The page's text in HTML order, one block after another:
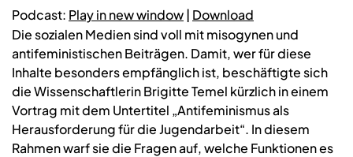
Podcast: Play in new window | Download
Die sozialen Medien sind voll mit misogynen und
antifeministischen Beiträgen. Damit, wer für diese
Inhalte besonders empfänglich ist, beschäftigte sich
die Wissenschaftlerin Brigitte Temel kürzlich in einem
Vortrag mit dem Untertitel „Antifeminismus als
Herausforderung für die Jugendarbeit“. In diesem
Rahmen warf sie die Fragen auf, welche Funktionen es